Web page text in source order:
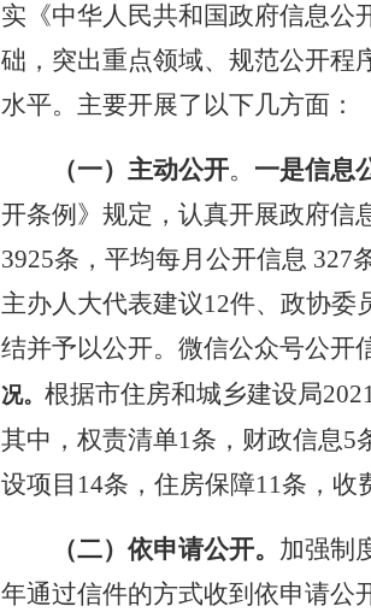
实《中华人民共和国政府信息公
础，突出重点领域、规范公开程
水平。主要开展了以下几方面：
（一）主动公开。 一是信息
开条例》规定，认真开展政府信
3925条，平均每月公开信息 327
主办人大代表建议12件、政协委
结并予以公开。微信公众号公开
况。 根据市住房和城乡建设局202
其中， 权责清单1条，财政信息5
设项目 14条，住房保障11条，收
（二） 依申请公开。 加强制
年通过信件的方式收到依申请公